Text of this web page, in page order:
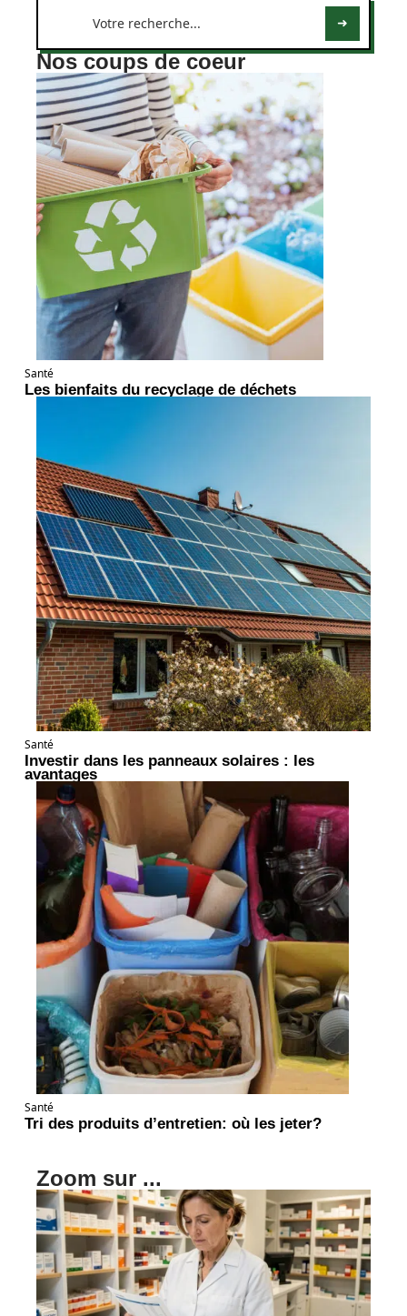
Nos coups de coeur
Santé
Les bienfaits du recyclage de déchets
Santé
Investir dans les panneaux solaires : les
avantages
Santé
Tri des produits d’entretien: où les jeter?
Zoom sur ...